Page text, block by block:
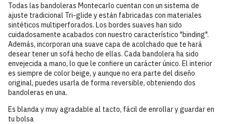
Todas las bandoleras Montecarlo cuentan con un sistema de
ajuste tradicional Tri-glide y están fabricadas con materiales
sintéticos multiperforados. Los bordes suaves han sido
cuidadosamente acabados con nuestro característico "binding".
Además, incorporan una suave capa de acolchado que te hará
desear tener un sofá hecho de ellas. Cada bandolera ha sido
envejecida a mano, lo que le confiere un carácter único. El interior
es siempre de color beige, y aunque no era parte del diseño
original, puedes usarla de forma reversible, obteniendo dos
bandoleras en una.
Es blanda y muy agradable al tacto, fácil de enrollar y guardar en
tu bolsa